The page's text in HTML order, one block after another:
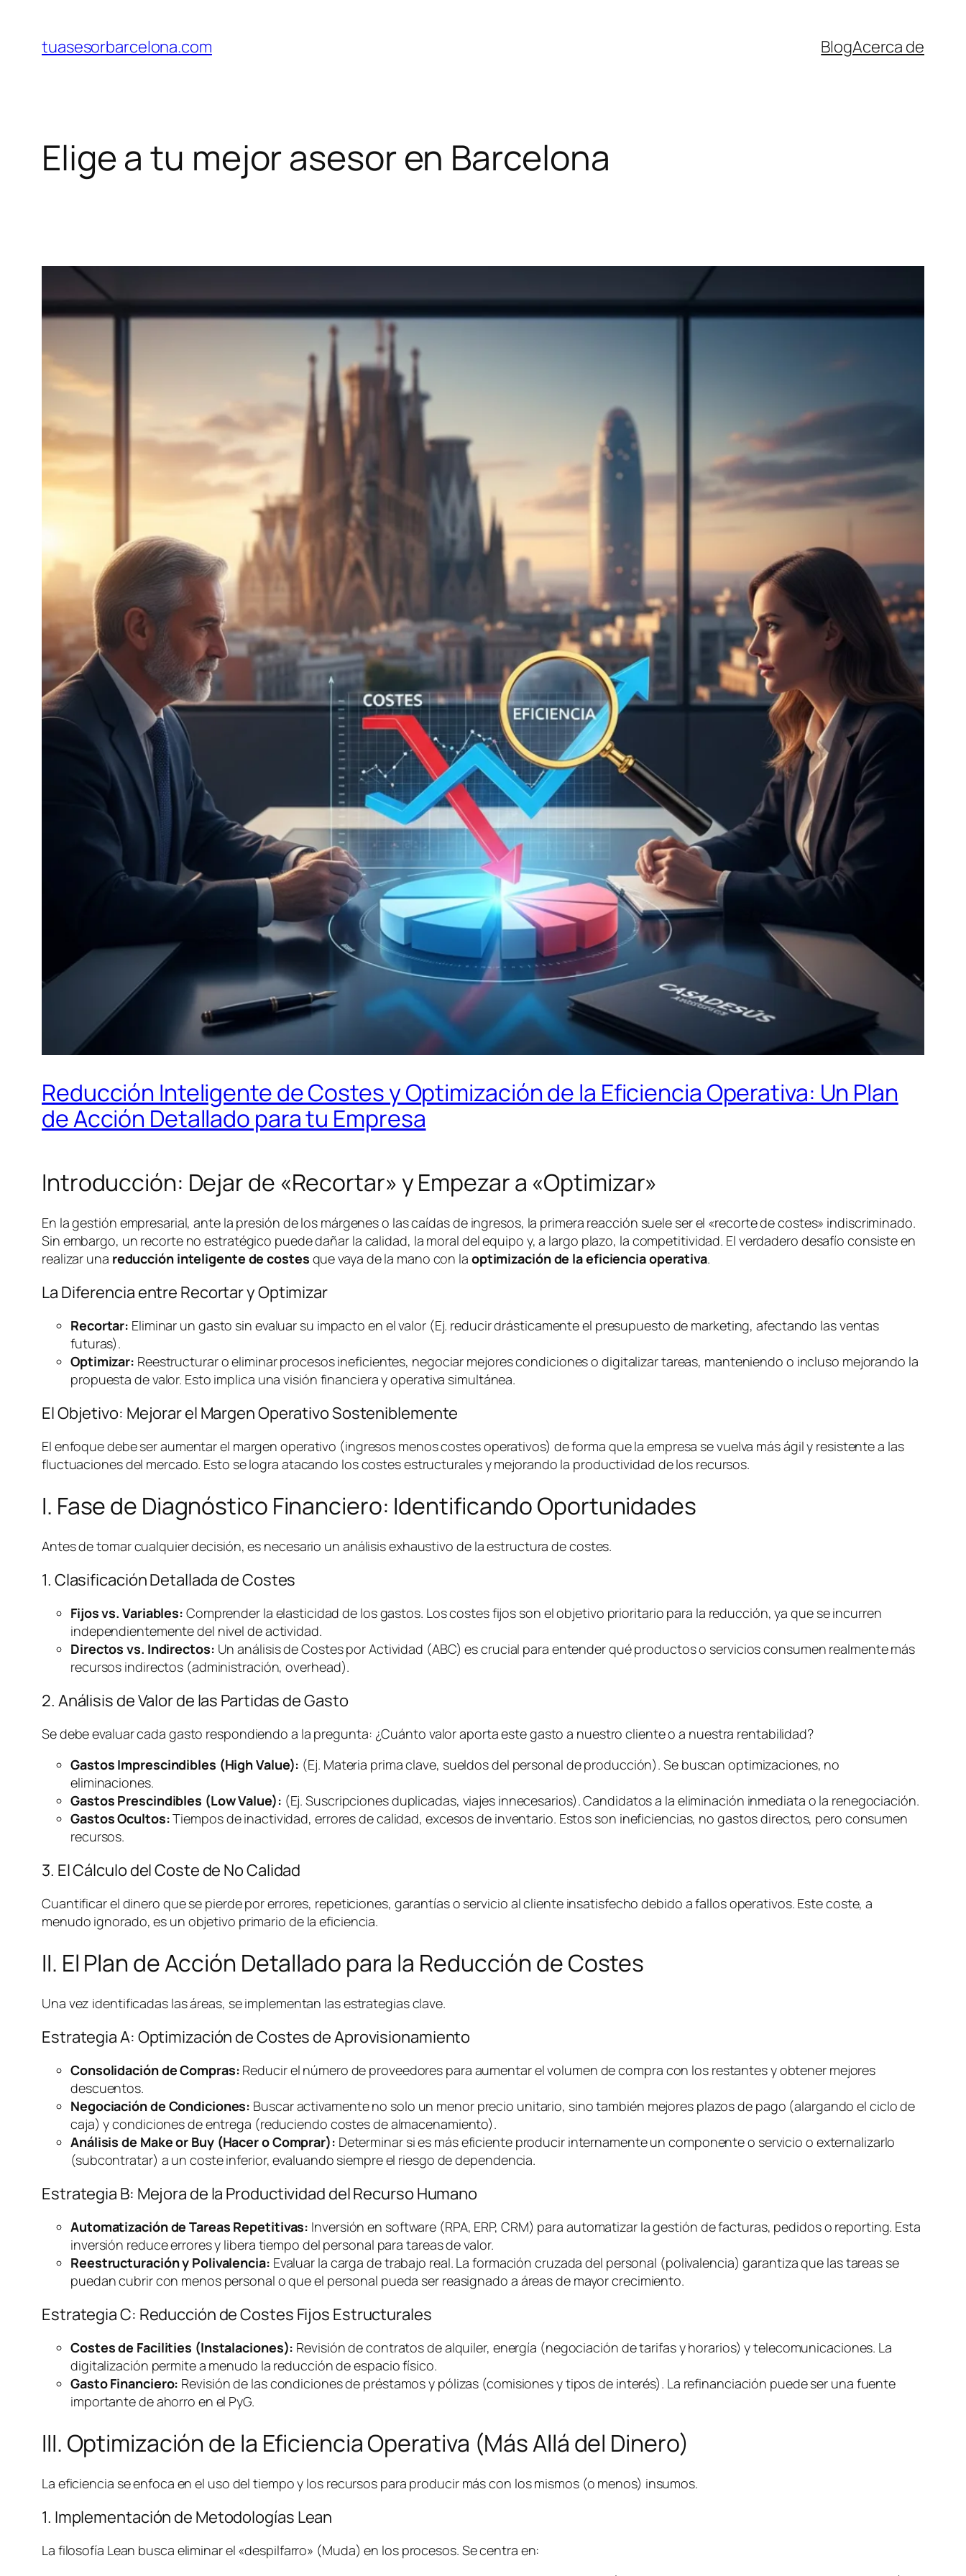
contenido
tuasesorbarcelona.com BlogAcerca de
Elige a tu mejor asesor en Barcelona
Reducción Inteligente de Costes y Optimización de la Eficiencia Operativa: Un Plan
de Acción Detallado para tu Empresa
Introducción: Dejar de «Recortar» y Empezar a «Optimizar»
En la gestión empresarial, ante la presión de los márgenes o las caídas de ingresos, la primera reacción suele ser el «recorte de costes» indiscriminado.
Sin embargo, un recorte no estratégico puede dañar la calidad, la moral del equipo y, a largo plazo, la competitividad. El verdadero desafío consiste en
realizar una reducción inteligente de costes que vaya de la mano con la optimización de la eficiencia operativa.
La Diferencia entre Recortar y Optimizar
Recortar: Eliminar un gasto sin evaluar su impacto en el valor (Ej. reducir drásticamente el presupuesto de marketing, afectando las ventas
futuras).
Optimizar: Reestructurar o eliminar procesos ineficientes, negociar mejores condiciones o digitalizar tareas, manteniendo o incluso mejorando la
propuesta de valor. Esto implica una visión financiera y operativa simultánea.
El Objetivo: Mejorar el Margen Operativo Sosteniblemente
El enfoque debe ser aumentar el margen operativo (ingresos menos costes operativos) de forma que la empresa se vuelva más ágil y resistente a las
fluctuaciones del mercado. Esto se logra atacando los costes estructurales y mejorando la productividad de los recursos.
I. Fase de Diagnóstico Financiero: Identificando Oportunidades
Antes de tomar cualquier decisión, es necesario un análisis exhaustivo de la estructura de costes.
1. Clasificación Detallada de Costes
Fijos vs. Variables: Comprender la elasticidad de los gastos. Los costes fijos son el objetivo prioritario para la reducción, ya que se incurren
independientemente del nivel de actividad.
Directos vs. Indirectos: Un análisis de Costes por Actividad (ABC) es crucial para entender qué productos o servicios consumen realmente más
recursos indirectos (administración,overhead).
2. Análisis de Valor de las Partidas de Gasto
Se debe evaluar cada gasto respondiendo a la pregunta: ¿Cuánto valor aporta este gasto a nuestro cliente o a nuestra rentabilidad?
Gastos Imprescindibles (High Value): (Ej. Materia prima clave, sueldos del personal de producción). Se buscan optimizaciones, no
eliminaciones.
Gastos Prescindibles (Low Value): (Ej. Suscripciones duplicadas, viajes innecesarios). Candidatos a la eliminación inmediata o la renegociación.
Gastos Ocultos:Tiempos de inactividad, errores de calidad, excesos de inventario. Estos son ineficiencias, no gastos directos, pero consumen
recursos.
3. El Cálculo del Coste de No Calidad
Cuantificar el dinero que se pierde por errores, repeticiones, garantías o servicio al cliente insatisfecho debido a fallos operativos. Este coste, a
menudo ignorado, es un objetivo primario de la eficiencia.
II. El Plan de Acción Detallado para la Reducción de Costes
Una vez identificadas las áreas, se implementan las estrategias clave.
Estrategia A: Optimización de Costes de Aprovisionamiento
Consolidación de Compras: Reducir el número de proveedores para aumentar el volumen de compra con los restantes y obtener mejores
descuentos.
Negociación de Condiciones: Buscar activamente no solo un menor precio unitario, sino también mejores plazos de pago (alargando el ciclo de
caja) y condiciones de entrega (reduciendo costes de almacenamiento).
Análisis de Make or Buy(Hacer o Comprar): Determinar si es más eficiente producir internamente un componente o servicio o externalizarlo
(subcontratar) a un coste inferior, evaluando siempre el riesgo de dependencia.
Estrategia B: Mejora de la Productividad del Recurso Humano
Automatización de Tareas Repetitivas: Inversión en software (RPA, ERP, CRM) para automatizar la gestión de facturas, pedidos o reporting. Esta
inversión reduce errores y libera tiempo del personal para tareas de valor.
Reestructuración y Polivalencia: Evaluar la carga de trabajo real. La formación cruzada del personal (polivalencia) garantiza que las tareas se
puedan cubrir con menos personal o que el personal pueda ser reasignado a áreas de mayor crecimiento.
Estrategia C: Reducción de Costes Fijos Estructurales
Costes de Facilities (Instalaciones): Revisión de contratos de alquiler, energía (negociación de tarifas y horarios) y telecomunicaciones. La
digitalización permite a menudo la reducción de espacio físico.
Gasto Financiero: Revisión de las condiciones de préstamos y pólizas (comisiones y tipos de interés). La refinanciación puede ser una fuente
importante de ahorro en el PyG.
III. Optimización de la Eficiencia Operativa (Más Allá del Dinero)
La eficiencia se enfoca en el uso del tiempo y los recursos para producir más con los mismos (o menos) insumos.
1. Implementación de Metodologías Lean
La filosofía Lean busca eliminar el «despilfarro» (Muda) en los procesos. Se centra en: